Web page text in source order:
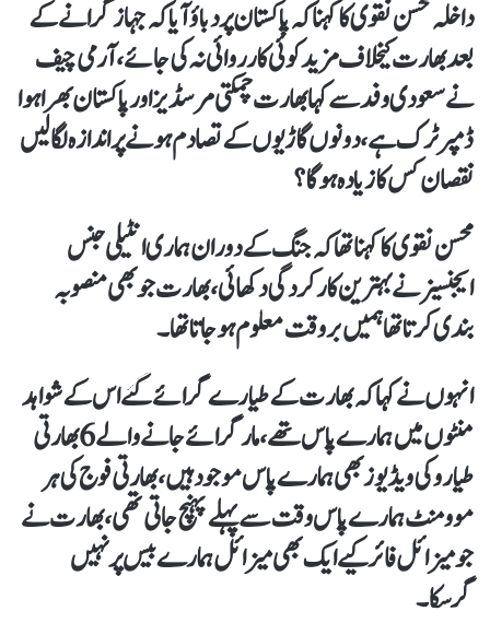
داخلہ محسن نقوی کاکہنا کہ پاکستان پر دباؤ آیا کہ جہاز گرانے کے
بعد بھارت کیخلاف مزید کوئی کارروائی نہ کی جائے، آرمی چیف
نے سعودی وفد سے کہا بھارت چمکتی مرسڈیز اور پاکستان بھرا ہوا
ڈمپرٹرک ہے، دونوں گاڑیوں کے تصادم ہونے پر اندازہ لگالیں
نقصان کس کا زیادہ ہوگا؟
محسن نقوی کا کہنا تھاکہ جنگ کے دوران ہماری انٹیلی جنس
ایجنسیز نے بہترین کارکردگی دکھائی، بھارت جو بھی منصوبہ
بندی کرتا تھاہمیں بروقت معلوم ہوجاتا تھا۔
انہوں نے کہا کہ بھارت کے طیارے گرائے گئے اس کے شواہد
منٹوں میں ہمارے پاس تھے، مارگرائے جانے والے 6 بھارتی
طیارو کی ویڈیوز بھی ہمارے پاس موجود ہیں، بھارتی فوج کی ہر
موومنٹ ہمارے پاس وقت سے پہلے پہنچ جاتی تھی، بھارت نے
جو میزائل فائر کیے ایک بھی میزائل ہمارے بیس پر نہیں
گرسکا۔